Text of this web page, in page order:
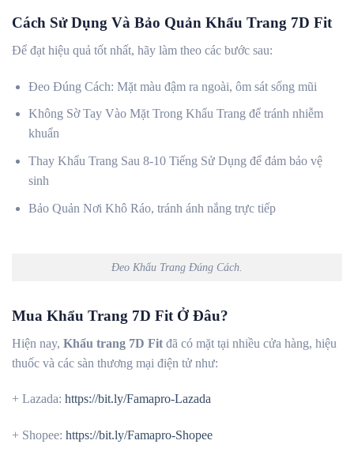
Cách Sử Dụng Và Bảo Quản Khẩu Trang 7D Fit
Để đạt hiệu quả tốt nhất, hãy làm theo các bước sau:
Đeo Đúng Cách: Mặt màu đậm ra ngoài, ôm sát sống mũi
Không Sờ Tay Vào Mặt Trong Khẩu Trang để tránh nhiễm
khuẩn
Thay Khẩu Trang Sau 8-10 Tiếng Sử Dụng để đảm bảo vệ
sinh
Bảo Quản Nơi Khô Ráo, tránh ánh nắng trực tiếp
Đeo Khẩu Trang Đúng Cách.
Mua Khẩu Trang 7D Fit Ở Đâu?
Hiện nay, Khẩu trang 7D Fit đã có mặt tại nhiều cửa hàng, hiệu
thuốc và các sàn thương mại điện tử như:
+ Lazada: https://bit.ly/Famapro-Lazada
+ Shopee: https://bit.ly/Famapro-Shopee